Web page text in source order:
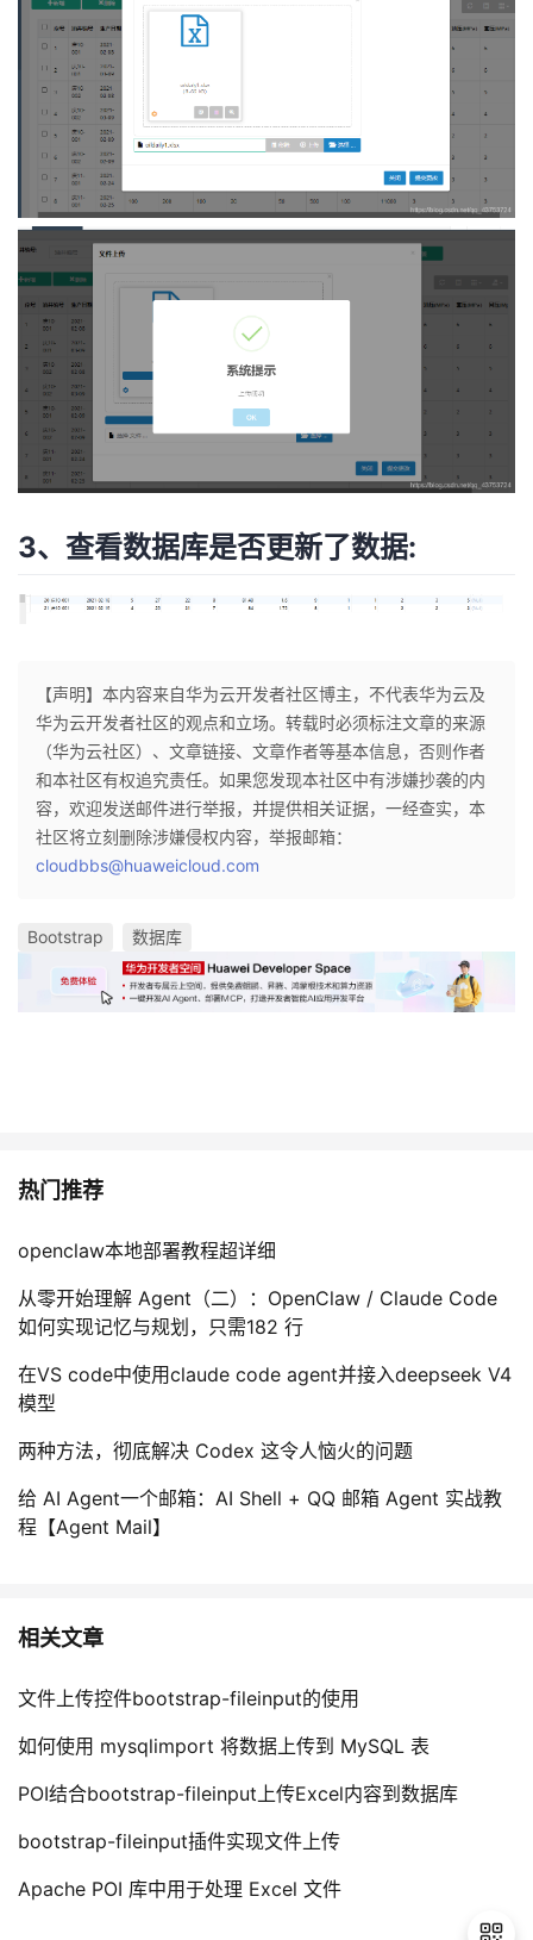
3、查看数据库是否更新了数据:
【声明】本内容来自华为云开发者社区博主，不代表华为云及
华为云开发者社区的观点和立场。转载时必须标注文章的来源
（华为云社区）、文章链接、文章作者等基本信息，否则作者
和本社区有权追究责任。如果您发现本社区中有涉嫌抄袭的内
容，欢迎发送邮件进行举报，并提供相关证据，一经查实，本
社区将立刻删除涉嫌侵权内容，举报邮箱：
cloudbbs@huaweicloud.com
Bootstrap 数据库
热门推荐
openclaw本地部署教程超详细
从零开始理解 Agent（二）：OpenClaw / Claude Code
如何实现记忆与规划，只需182 行
在VS code中使用claude code agent并接入deepseek V4
模型
两种方法，彻底解决 Codex 这令人恼火的问题
给 AI Agent一个邮箱：AI Shell + QQ 邮箱 Agent 实战教
程【Agent Mail】
相关文章
文件上传控件bootstrap-fileinput的使用
如何使用 mysqlimport 将数据上传到 MySQL 表
POI结合bootstrap-fileinput上传Excel内容到数据库
bootstrap-fileinput插件实现文件上传
Apache POI 库中用于处理 Excel 文件